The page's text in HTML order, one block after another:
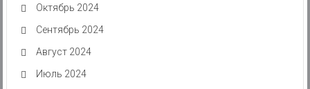
Октябрь 2024
Сентябрь 2024
Август 2024
Июль 2024